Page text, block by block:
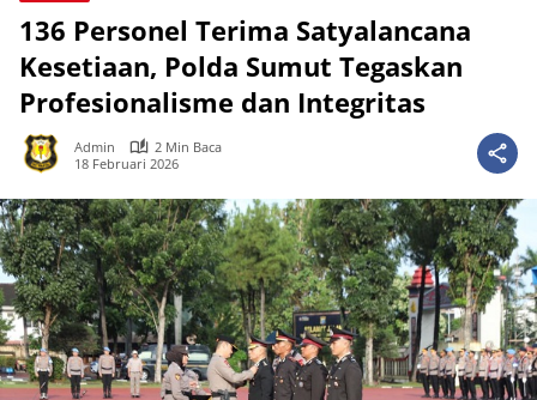
136 Personel Terima Satyalancana
Kesetiaan, Polda Sumut Tegaskan
Profesionalisme dan Integritas
Admin
2 Min Baca
18 Februari 2026